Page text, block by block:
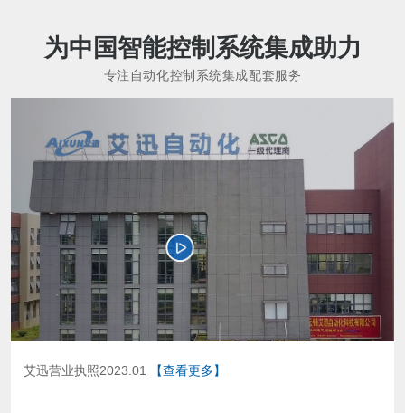
为中国智能控制系统集成助力
专注自动化控制系统集成配套服务
艾迅营业执照2023.01 【查看更多】